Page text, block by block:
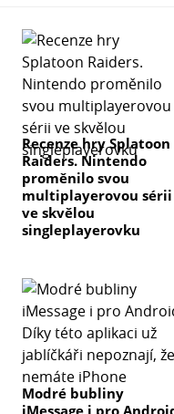
Recenze hry Splatoon
Raiders. Nintendo
proměnilo svou
multiplayerovou sérii
ve skvělou
singleplayerovku
Modré bubliny
iMessage i pro